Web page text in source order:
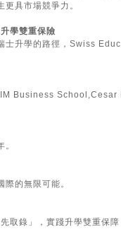
具市場競爭力。
學雙重保險
士升學的路徑，Swiss
Business
的無限可能。
取錄」，實踐升學雙重保障